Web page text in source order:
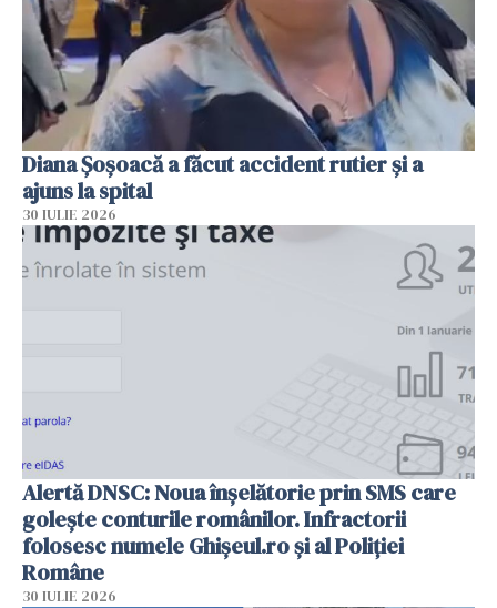
Diana Șoșoacă a făcut accident rutier și a
ajuns la spital
30 IULIE 2026
Alertă DNSC: Noua înșelătorie prin SMS care
golește conturile românilor. Infractorii
folosesc numele Ghișeul.ro și al Poliției
Române
30 IULIE 2026